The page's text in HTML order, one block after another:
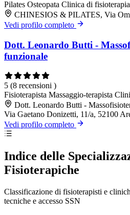
Pilates Osteopata Clinica di fisioterapia
CHINESIOS & PILATES, Via
Vedi profilo completo
Dott. Leonardo Butti -
funzionale
5 (8 recensioni )
Fisioterapista Massaggio-terapista
Dott. Leonardo Butti -
Via Gaetano Donizetti, 11/a, 52100
Vedi profilo completo
Indice delle
Fisioterapiche
Classificazione di fisioterapisti e
tecniche e accesso SSN